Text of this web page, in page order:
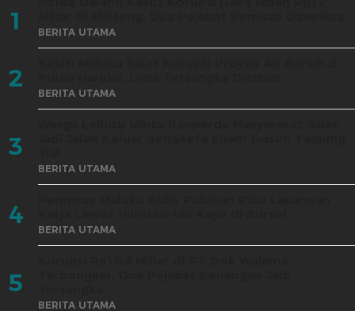
1 BERITA UTAMA
2 BERITA UTAMA
3
BERITA UTAMA
4 BERITA UTAMA
5
BERITA UTAMA